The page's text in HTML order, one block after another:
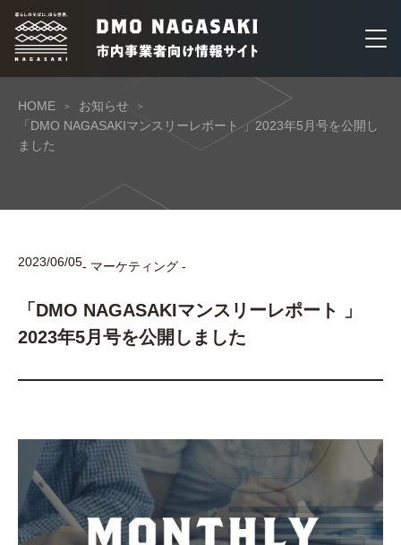
HOME
お知らせ
「DMO NAGASAKIマンスリーレポート 」2023年5月号を公開し
ました
2023/06/05- マーケティング -
「DMO NAGASAKIマンスリーレポート 」
2023年5月号を公開しました